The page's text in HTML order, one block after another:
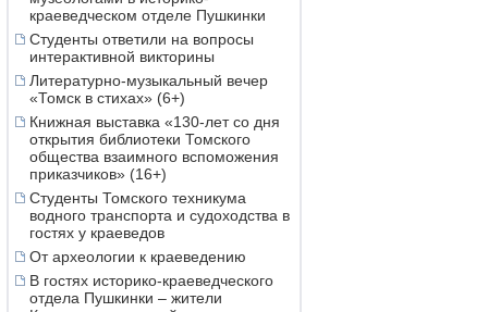
краеведческом отделе Пушкинки
Студенты ответили на вопросы
интерактивной викторины
Литературно-музыкальный вечер
«Томск в стихах» (6+)
Книжная выставка «130-лет со дня
открытия библиотеки Томского
общества взаимного вспоможения
приказчиков» (16+)
Студенты Томского техникума
водного транспорта и судоходства в
гостях у краеведов
От археологии к краеведению
В гостях историко-краеведческого
отдела Пушкинки – жители